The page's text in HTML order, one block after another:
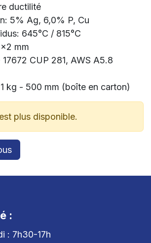
ductilité
5% Ag, 6,0% P, Cu
645°C / 815°C
mm
17672 CUP 281, AWS A5.8
kg - 500 mm (boîte en carton)
plus disponible.
:
: 7h30-17h